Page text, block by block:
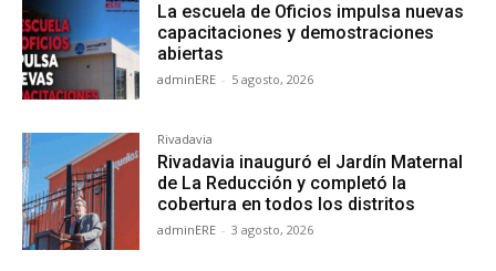
La escuela de Oficios impulsa nuevas
capacitaciones y demostraciones
abiertas
adminERE - 5 agosto, 2026
Rivadavia
Rivadavia inauguró el Jardín Maternal
de La Reducción y completó la
cobertura en todos los distritos
adminERE - 3 agosto, 2026